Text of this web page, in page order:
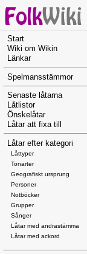
Start
Wiki om Wikin
Länkar
Spelmansstämmor
Senaste låtarna
Låtlistor
Önskelåtar
Låtar att fixa till
Låtar efter kategori
Låttyper
Tonarter
Geografiskt ursprung
Personer
Notböcker
Grupper
Sånger
Låtar med andrastämma
Låtar med ackord